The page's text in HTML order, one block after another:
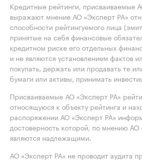
Кредитные рейтинги, присваиваемые
выражают мнение АО «Эксперт РА»
способности рейтингуемого лица
принятые на себя финансовые
кредитном риске его отдельных
и не являются установлением фактов
покупать, держать или продавать те
бумаги или активы, принимать
Присваиваемые АО «Эксперт РА»
относящуюся к объекту рейтинга и
распоряжении АО «Эксперт РА»
достоверность которой, по мнению АО
являются надлежащими.
АО «Эксперт РА» не проводит аудита